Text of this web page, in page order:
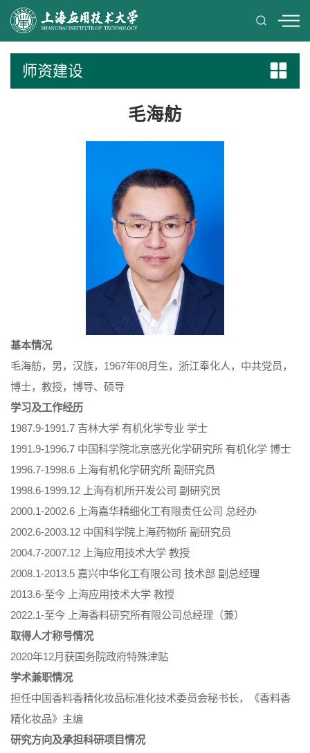
师资建设
毛海舫
基本情况
毛海舫，男，汉族，1967年08月生，浙江奉化人，中共党员，
博士，教授，博导、硕导
学习及工作经历
1987.9-1991.7 吉林大学 有机化学专业 学士
1991.9-1996.7 中国科学院北京感光化学研究所 有机化学 博士
1996.7-1998.6 上海有机化学研究所 副研究员
1998.6-1999.12 上海有机所开发公司 副研究员
2000.1-2002.6 上海嘉华精细化工有限责任公司 总经办
2002.6-2003.12 中国科学院上海药物所 副研究员
2004.7-2007.12 上海应用技术大学 教授
2008.1-2013.5 嘉兴中华化工有限公司 技术部 副总经理
2013.6-至今 上海应用技术大学 教授
2022.1-至今 上海香料研究所有限公司总经理（兼）
取得人才称号情况
2020年12月获国务院政府特殊津贴
学术兼职情况
担任中国香料香精化妆品标准化技术委员会秘书长，《香料香
精化妆品》主编
研究方向及承担科研项目情况